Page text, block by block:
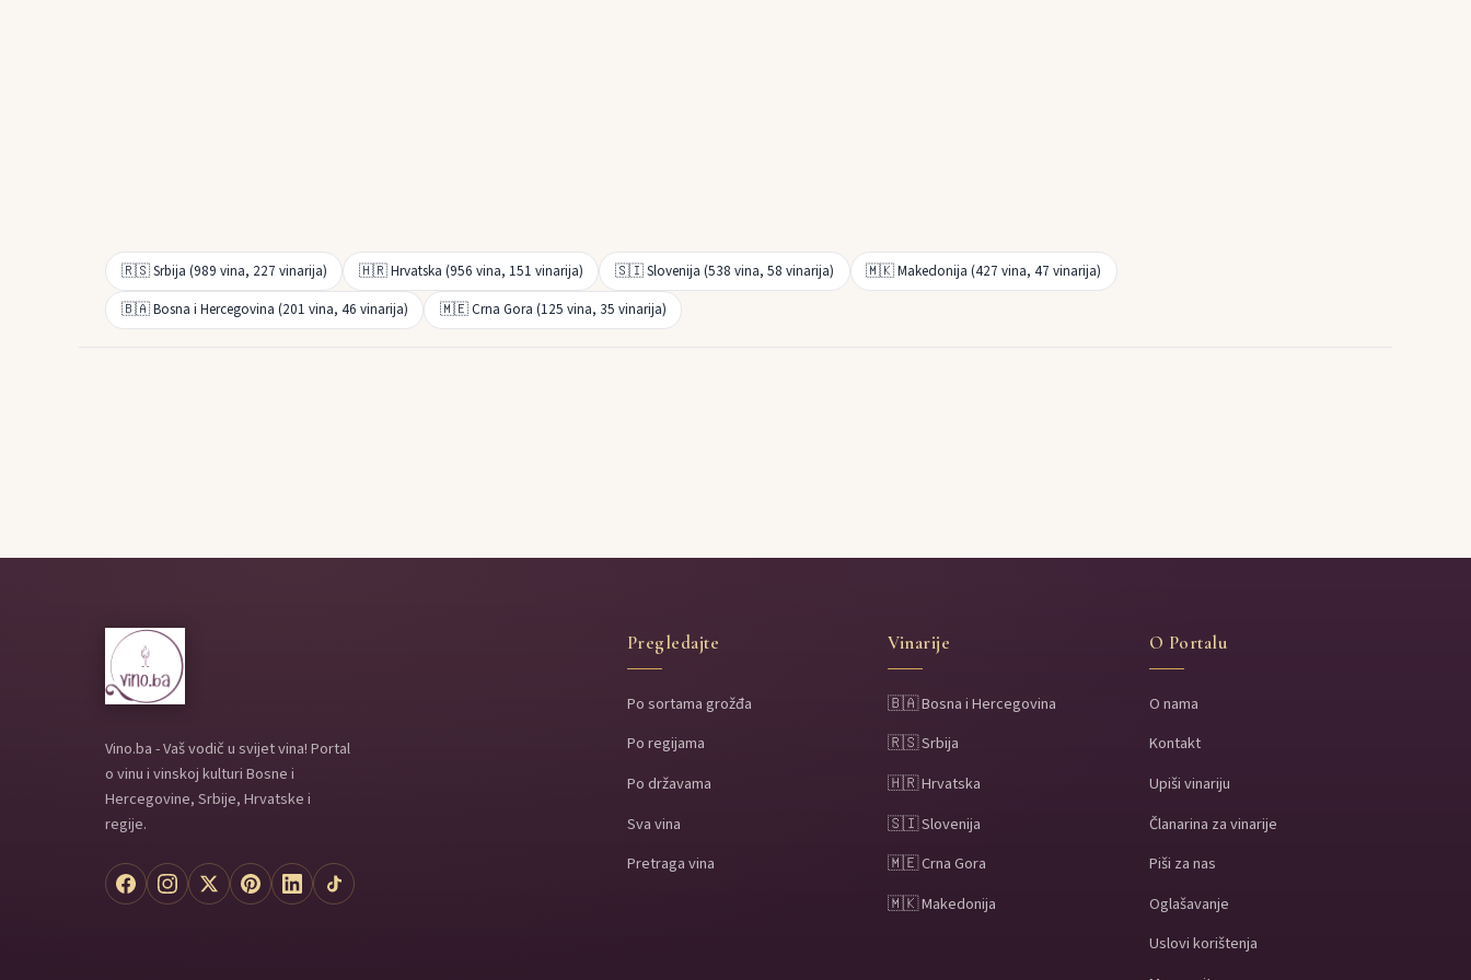
🇷🇸 Srbija (989 vina, 227 vinarija) 🇭🇷 Hrvatska (956 vina, 151 vinarija) 🇸🇮 Slovenija (538 vina, 58 vinarija)
🇲🇰 Makedonija (427 vina, 47 vinarija)
🇧🇦 Bosna i Hercegovina (201 vina, 46 vinarija)
🇲🇪 Crna Gora (125 vina, 35 vinarija)
Vino.ba - Vaš vodič u svijet vina! Portal
o vinu i vinskoj kulturi Bosne i
Hercegovine, Srbije, Hrvatske i
regije.
Pregledajte
Po sortama grožđa
Po regijama
Po državama
Sva vina
Pretraga vina
Vinarije
🇧🇦 Bosna i Hercegovina
🇷🇸 Srbija
🇭🇷 Hrvatska
🇸🇮 Slovenija
🇲🇪 Crna Gora
🇲🇰 Makedonija
O Portalu
O nama
Kontakt
Upiši vinariju
Članarina za vinarije
Piši za nas
Oglašavanje
Uslovi korištenja